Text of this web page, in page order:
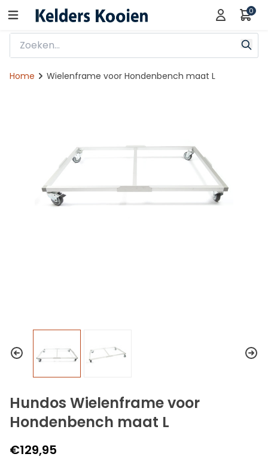
0
Home Wielenframe voor Hondenbench maat L
Hundos Wielenframe voor
Hondenbench maat L
€129,95